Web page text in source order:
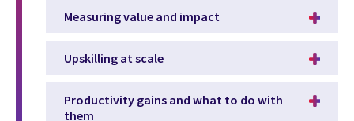
Measuring value and impact
Upskilling at scale
Productivity gains and what to do with
them